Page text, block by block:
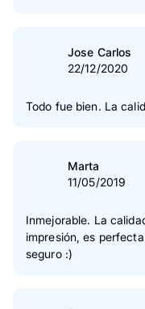
Jose Carlos
22/12/2020
Todo fue bien. La
Marta
11/05/2019
Inmejorable. La
impresión, es perfecta. Envío muy rápido. Para
seguro :)